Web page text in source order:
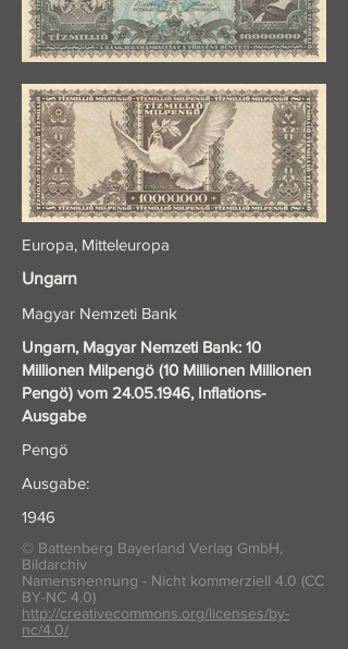
Europa, Mitteleuropa
Ungarn
Magyar Nemzeti Bank
Ungarn, Magyar Nemzeti Bank: 10
Millionen Milpengö (10 Millionen Millionen
Pengö) vom 24.05.1946, Inflations-
Ausgabe
Pengö
Ausgabe:
1946
© Battenberg Bayerland Verlag GmbH,
Bildarchiv
Namensnennung - Nicht kommerziell 4.0 (CC
BY-NC 4.0)
http://creativecommons.org/licenses/by-
nc/4.0/